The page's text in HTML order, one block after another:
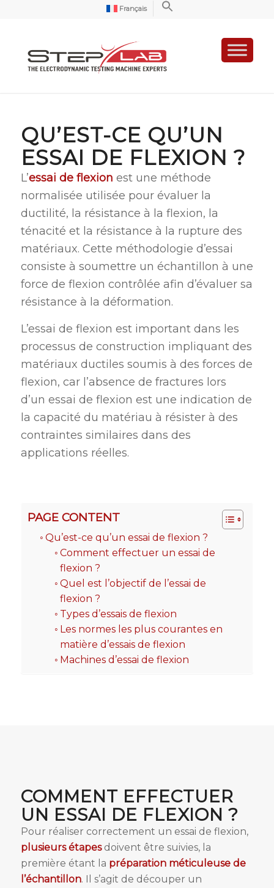
Français
QU’EST-CE QU’UN
ESSAI DE FLEXION ?
L’essai de flexion est une méthode
normalisée utilisée pour évaluer la
ductilité, la résistance à la flexion, la
ténacité et la résistance à la rupture des
matériaux. Cette méthodologie d’essai
consiste à soumettre un échantillon à une
force de flexion contrôlée afin d’évaluer sa
résistance à la déformation.
L’essai de flexion est important dans les
processus de construction impliquant des
matériaux ductiles soumis à des forces de
flexion, car l’absence de fractures lors
d’un essai de flexion est une indication de
la capacité du matériau à résister à des
contraintes similaires dans des
applications réelles.
PAGE CONTENT
Qu’est-ce qu’un essai de flexion ?
Comment effectuer un essai de
flexion ?
Quel est l’objectif de l’essai de
flexion ?
Types d’essais de flexion
Les normes les plus courantes en
matière d’essais de flexion
Machines d’essai de flexion
COMMENT EFFECTUER
UN ESSAI DE FLEXION ?
Pour réaliser correctement un essai de flexion,
plusieurs étapesdoivent être suivies, la
première étant la préparation méticuleuse de
l’échantillon. Il s’agit de découper un